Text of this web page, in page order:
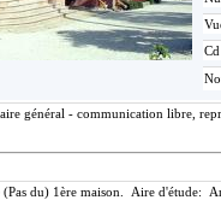
général - communication libre,
du) 1ère maison. Aire d'étude: